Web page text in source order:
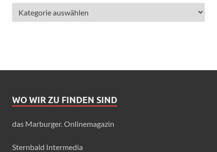
WO WIR ZU FINDEN SIND
das Marburger. Onlinemagazin
Sternbald Intermedia